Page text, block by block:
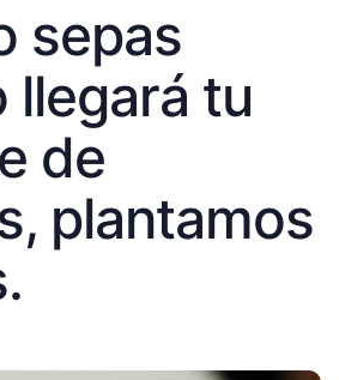
sepas
llegará tu
de
plantamos